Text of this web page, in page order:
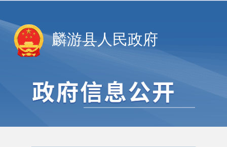
麟游县人民政府